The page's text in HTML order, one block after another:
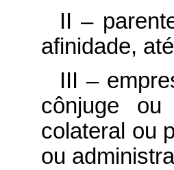
II –
afinidade,
III –
cônjuge
colateral ou
ou